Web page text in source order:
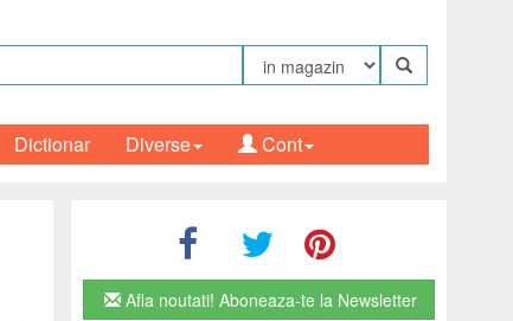
Dictionar Cont
Diverse
Afla noutati! Aboneaza-te la Newsletter